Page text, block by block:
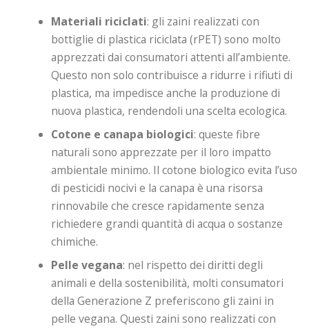
Materiali riciclati: gli zaini realizzati con
bottiglie di plastica riciclata (rPET) sono molto
apprezzati dai consumatori attenti all’ambiente.
Questo non solo contribuisce a ridurre i rifiuti di
plastica, ma impedisce anche la produzione di
nuova plastica, rendendoli una scelta ecologica.
Cotone e canapa biologici: queste fibre
naturali sono apprezzate per il loro impatto
ambientale minimo. Il cotone biologico evita l’uso
di pesticidi nocivi e la canapa è una risorsa
rinnovabile che cresce rapidamente senza
richiedere grandi quantità di acqua o sostanze
chimiche.
Pelle vegana: nel rispetto dei diritti degli
animali e della sostenibilità, molti consumatori
della Generazione Z preferiscono gli zaini in
pelle vegana. Questi zaini sono realizzati con